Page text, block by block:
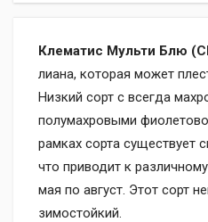
Клематис Мульти Блю
лиана, которая может
Низкий сорт с всегда
полумахровыми
рамках сорта существует
что приводит к
мая по август. Этот сорт
зимостойкий.